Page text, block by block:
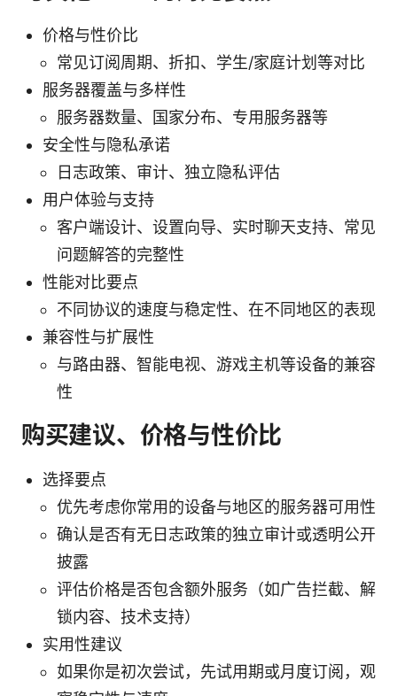
价格与性价比
常见订阅周期、折扣、学生/家庭计划等对比
服务器覆盖与多样性
服务器数量、国家分布、专用服务器等
安全性与隐私承诺
日志政策、审计、独立隐私评估
用户体验与支持
客户端设计、设置向导、实时聊天支持、常见
问题解答的完整性
性能对比要点
不同协议的速度与稳定性、在不同地区的表现
兼容性与扩展性
与路由器、智能电视、游戏主机等设备的兼容
性
购买建议、价格与性价比
选择要点
优先考虑你常用的设备与地区的服务器可用性
确认是否有无日志政策的独立审计或透明公开
披露
评估价格是否包含额外服务（如广告拦截、解
锁内容、技术支持）
实用性建议
如果你是初次尝试，先试用期或月度订阅，观